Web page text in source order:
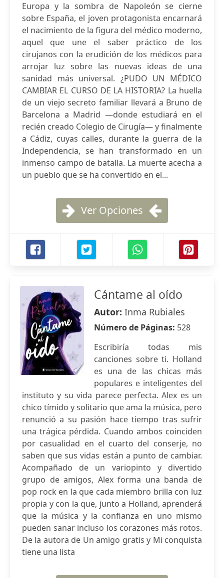
Europa y la sombra de Napoleón se cierne
sobre España, el joven protagonista encarnará
el nacimiento de la figura del médico moderno,
aquel que une el saber práctico de los
cirujanos con la erudición de los médicos para
arrojar luz sobre las nuevas ideas de una
sanidad más universal. ¿PUDO UN MÉDICO
CAMBIAR EL CURSO DE LA HISTORIA? La huella
de un viejo secreto familiar llevará a Bruno de
Barcelona a Madrid —donde estudiará en el
recién creado Colegio de Cirugía— y finalmente
a Cádiz, cuyas calles, durante la guerra de la
Independencia, se han transformado en un
inmenso campo de batalla. La muerte acecha a
un pueblo que se ha convertido en el...
Ver Opciones
Cántame al oído
Autor: Inma Rubiales
Número de Páginas: 528
Escribiría todas mis
canciones sobre ti. Holland
es una de las chicas más
populares e inteligentes del
instituto y su vida parece perfecta. Alex es un
chico tímido y solitario que ama la música, pero
renunció a su pasión hace tiempo tras sufrir
una trágica pérdida. Cuando ambos coinciden
por casualidad en el cuarto del conserje, no
saben que sus vidas están a punto de cambiar.
Acompañado de un variopinto y divertido
grupo de amigos, Alex forma una banda de
pop rock en la que cada miembro brilla con luz
propia y con la que, junto a Holland, aprenderá
que la música y la confianza en uno mismo
pueden sanar incluso los corazones más rotos.
De la autora de Un amigo gratis y Mi conquista
tiene una lista